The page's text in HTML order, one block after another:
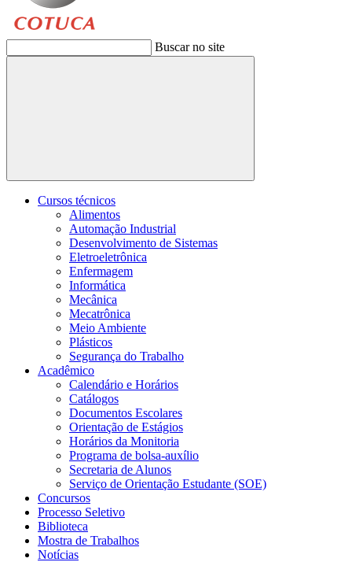
Buscar no site
Buscar
Cursos técnicos
Alimentos
Automação Industrial
Desenvolvimento de Sistemas
Eletroeletrônica
Enfermagem
Informática
Mecânica
Mecatrônica
Meio Ambiente
Plásticos
Segurança do Trabalho
Acadêmico
Calendário e Horários
Catálogos
Documentos Escolares
Orientação de Estágios
Horários da Monitoria
Programa de bolsa-auxílio
Secretaria de Alunos
Serviço de Orientação Estudante (SOE)
Concursos
Processo Seletivo
Biblioteca
Mostra de Trabalhos
Notícias